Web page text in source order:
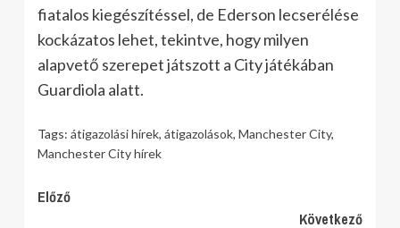
fiatalos kiegészítéssel, de Ederson lecserélése
kockázatos lehet, tekintve, hogy milyen
alapvető szerepet játszott a City játékában
Guardiola alatt.
Tags: átigazolási hírek, átigazolások, Manchester City,
Manchester City hírek
Continue
Előző
Következő